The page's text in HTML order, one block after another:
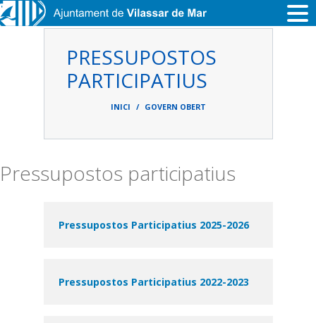
Vés al contingut
PRESSUPOSTOS
PARTICIPATIUS
d'ariadna
INICI GOVERN OBERT
Pressupostos participatius
Pressupostos Participatius 2025-2026
Pressupostos Participatius 2022-2023